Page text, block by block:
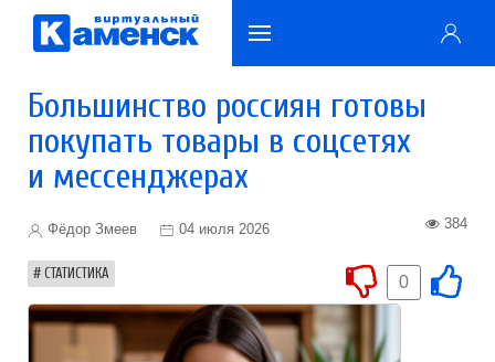
Большинство россиян готовы
покупать товары в соцсетях
и мессенджерах
Фёдор Змеев 04 июля 2026 384
СТАТИСТИКА 0